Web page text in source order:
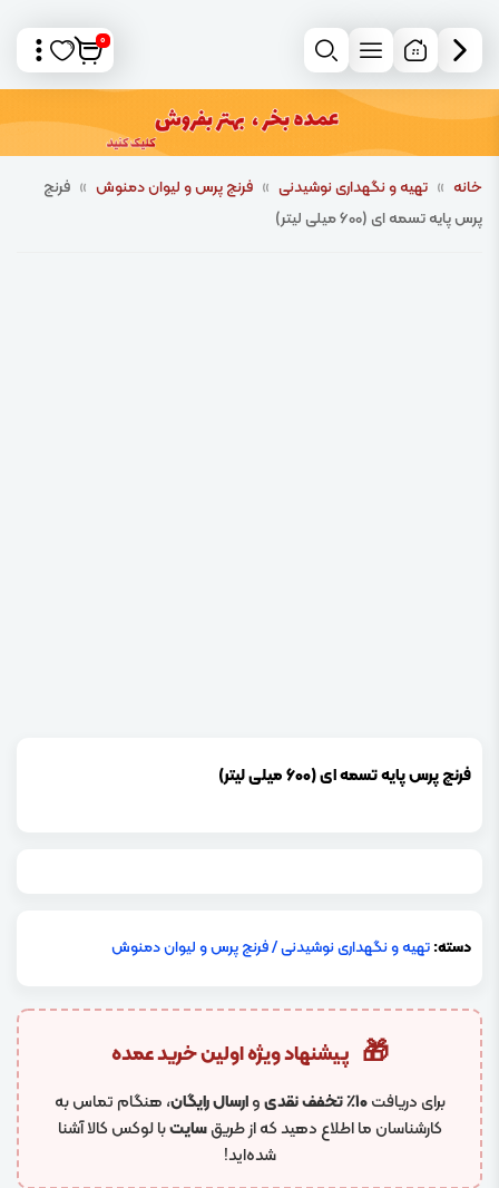
0
خانه » تهیه و نگهداری نوشیدنی » فرنچ پرس و لیوان دمنوش » فرنچ
پرس پایه تسمه ای (600 میلی لیتر)
فرنچ پرس پایه تسمه ای (600 میلی لیتر)
دسته:تهیه و نگهداری نوشیدنی/فرنچ پرس و لیوان دمنوش
🎁 پیشنهاد ویژه اولین خرید عمده
برای دریافت۱۰٪ تخفف نقدی وارسال رایگان، هنگام تماس به
کارشناسان ما اطلاع دهید که از طریقسایتبا لوکس کالا آشنا
شده‌اید!